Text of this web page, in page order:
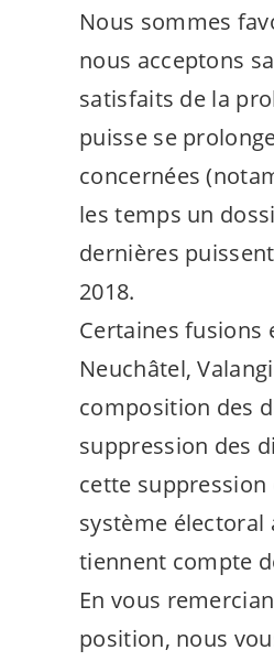
Nous sommes
nous acceptons
satisfaits de la
puisse se
concernées
les temps un
dernières
2018.
Certaines fusions
Neuchâtel,
composition des
suppression des
cette suppression
système
tiennent compte
En vous
position, nous